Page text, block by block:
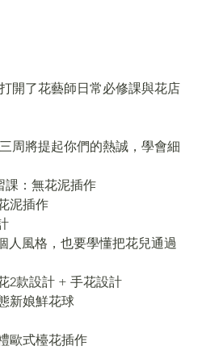
開了花藝師日常必修課與花店
周將提起你們的熱誠，學會細
課：無花泥插作
泥插作
2款設計 + 手花設計
新娘鮮花球
歐式檯花插作